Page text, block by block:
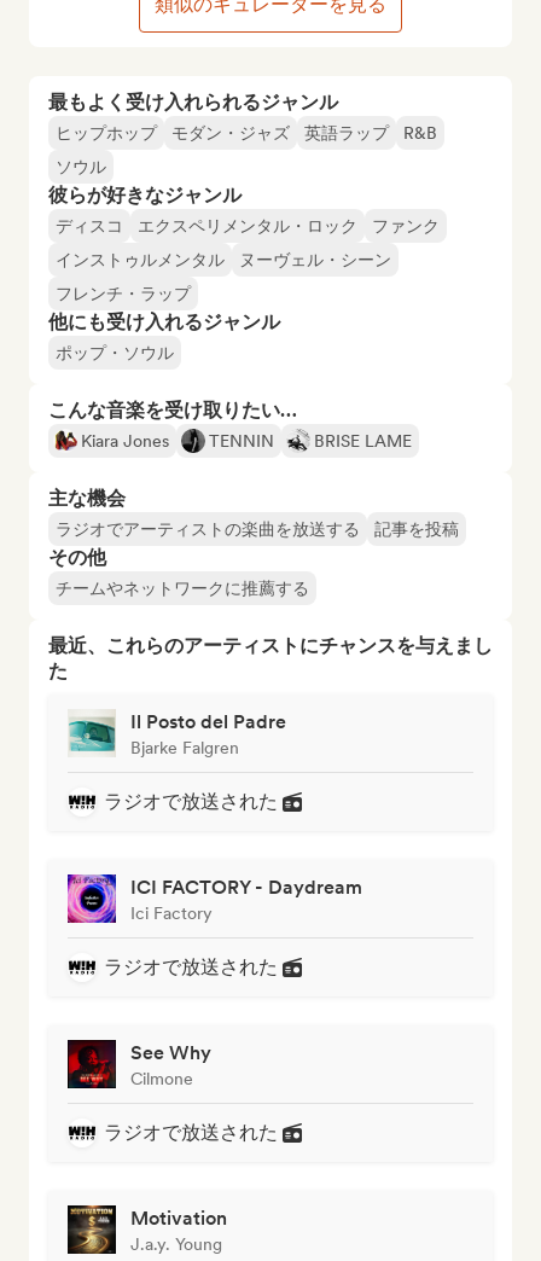
最もよく受け入れられるジャンル
ヒップホップ モダン・ジャズ 英語ラップ
R&B
ソウル
彼らが好きなジャンル
ディスコ エクスペリメンタル・ロック
ファンク
インストゥルメンタル
ヌーヴェル・シーン
フレンチ・ラップ
他にも受け入れるジャンル
ポップ・ソウル
こんな音楽を受け取りたい…
Kiara Jones TENNIN BRISE LAME
主な機会
ラジオでアーティストの楽曲を放送する 記事を投稿
その他
チームやネットワークに推薦する
最近、これらのアーティストにチャンスを与えまし
た
Il Posto del Padre
Bjarke Falgren
ラジオで放送された
ICI FACTORY - Daydream
Ici Factory
ラジオで放送された
See Why
Cilmone
ラジオで放送された
Motivation
J.a.y. Young